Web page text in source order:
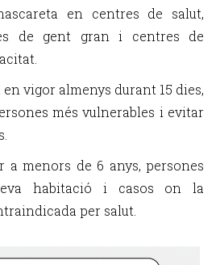
en centres de salut,
de gent gran i centres de
en vigor almenys durant 15 dies,
més vulnerables i evitar
a menors de 6 anys, persones
habitació i casos on la
per salut.